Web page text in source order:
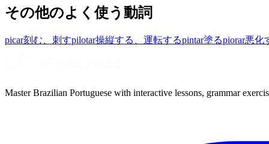
その他のよく使う動詞
picar刻む、刺すpilotar操縦する、運転するpintar塗るpiorar悪化
Master Brazilian Portuguese with interactive lessons, grammar